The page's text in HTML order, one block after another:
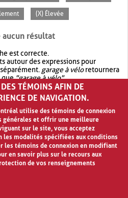
(X) Élevée
aucun résultat
est correcte.
autour des expressions pour
garage à véloretournera
que"garage à vélo".
recherche avec OR.garage OR vélo
de résultat quegarage à vélo
TÉMOINS AFIN DE
DE NAVIGATION.
utilise des témoins de connexion
générales et offrir une meilleure
sur le site, vous acceptez
les modalités spécifiées aux conditions
les témoins de connexion en modifiant
en savoir plus sur le recours aux
de vos renseignements